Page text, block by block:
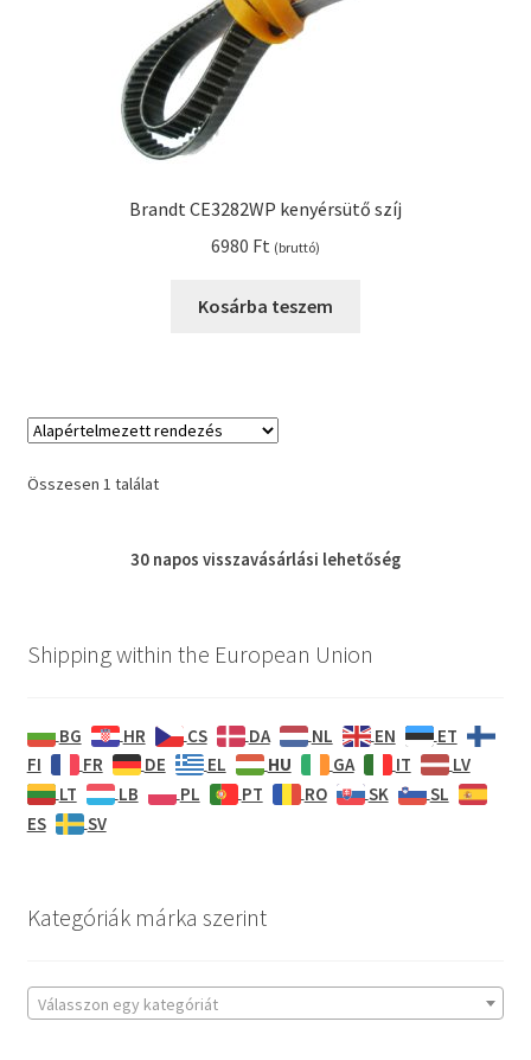
Online HELP
Tippek, tanácsok kenyérsütő szereléshez és
Brandt CE3282WP kenyérsütő szíj
6980 Ft (bruttó)
Kosárba teszem
Összesen 1 találat
30 napos visszavásárlási lehetőség
Shipping within the European Union
BG HR CS DA NL EN
ET
FI
FR DE EL HU GA IT
LV
LT
LB PL PT RO SK
SL
ES
SV
Kategóriák márka szerint
Válasszon egy kategóriát